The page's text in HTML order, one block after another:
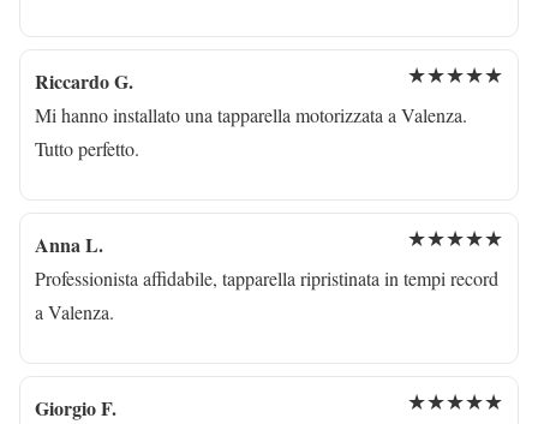
Riccardo G. ★★★★★
Mi hanno installato una tapparella motorizzata a Valenza.
Tutto perfetto.
Anna L. ★★★★★
Professionista affidabile, tapparella ripristinata in tempi record
a Valenza.
Giorgio F. ★★★★★